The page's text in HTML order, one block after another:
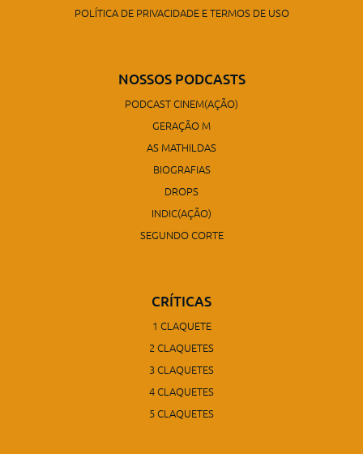
POLÍTICA DE PRIVACIDADE E TERMOS DE USO
NOSSOS PODCASTS
PODCAST CINEM(AÇÃO)
GERAÇÃO M
AS MATHILDAS
BIOGRAFIAS
DROPS
INDIC(AÇÃO)
SEGUNDO CORTE
CRÍTICAS
1 CLAQUETE
2 CLAQUETES
3 CLAQUETES
4 CLAQUETES
5 CLAQUETES